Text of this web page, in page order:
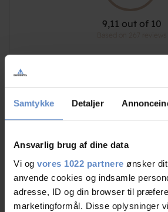
Samtykke Detaljer
Ansvarlig brug af dine data
Vi og vores 1022 partnere ønsker
anvende cookies og indsamle
adresse, ID og din browser til
marketingformål. Disse oplysninger
9,11 out of 10
Based on 267 reviews
Staff/service
Facilities
Catering